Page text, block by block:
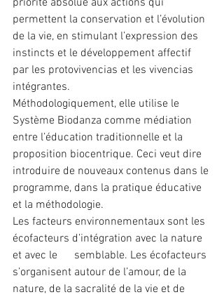
priorité absolue aux actions qui
permettent la conservation et l’évolution
de la vie, en stimulant l’expression des
instincts et le développement affectif
par les protovivencias et les vivencias
intégrantes.
Méthodologiquement, elle utilise le
Système Biodanza comme médiation
entre l’éducation traditionnelle et la
proposition biocentrique. Ceci veut dire
introduire de nouveaux contenus dans le
programme, dans la pratique éducative
et la méthodologie.
Les facteurs environnementaux sont les
écofacteurs d’intégration avec la nature
et avec le      semblable. Les écofacteurs
s’organisent autour de l’amour, de la
nature, de la sacralité de la vie et de